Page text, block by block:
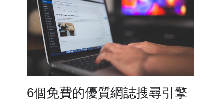
6個免費的優質網誌搜尋引擎